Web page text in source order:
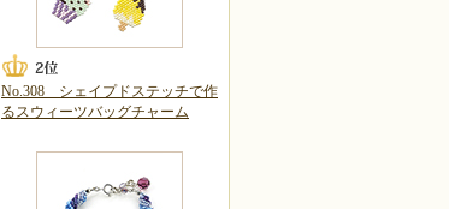
No.308 シェイプドステッチで作
るスウィーツバッグチャーム